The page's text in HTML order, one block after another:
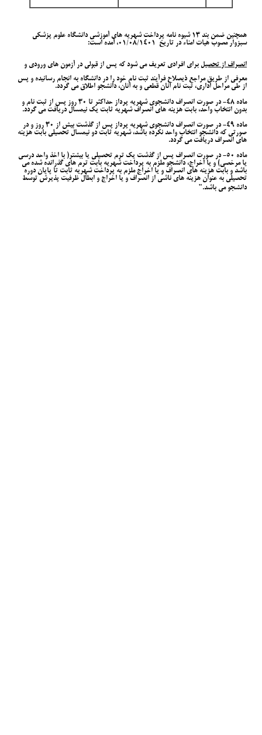
همچنین ضمن بند 13 شیوه نامه پرداخت شهریه های آموزشی دانشگاه علوم پزشکی
سبزوار مصوب هیات امناء در تاریخ 01/08/1401، آمده است:
انصراف از تحصیل برای افرادی تعریف می شود که پس از قبولی در آزمون های ورودی و
معرفی از طریق مراجع ذیصلاح فرآیند ثبت نام خود را در دانشگاه به انجام رسانیده و پس
از طی مراحل اداری، ثبت نام آنان قطعی و به آنان، دانشجو اطلاق می گردد.
ماده 48- در صورت انصراف دانشجوی شهریه پرداز حداکثر تا 30 روز پس از ثبت نام و
بدون انتخاب واحد، بابت هزینه های انصراف شهریه ثابت یک نیمسال دریافت می گردد.
ماده 49- در صورت انصراف دانشجوی شهریه پرداز پس از گذشت بیش از 30 روز و در
صورتی که دانشجو انتخاب واحد نکرده باشد، شهریه ثابت دو نیمسال تحصیلی بابت هزینه
های انصراف دریافت می گردد.
ماده 50- در صورت انصراف پس از گذشت یک ترم تحصیلی یا بیشتر( با اخذ واحد درسی
یا مرخصی) و یا اخراج، دانشجو ملزم به پرداخت شهریه بابت ترم های گذرانده شده می
باشد و بابت هزینه های انصراف و یا اخراج ملزم به پرداخت شهریه ثابت تا پایان دوره
تحصیلی به عنوان هزینه های ناشی از انصراف و یا اخراج و ابطال ظرفیت پذیرش توسط
دانشجو می باشد."